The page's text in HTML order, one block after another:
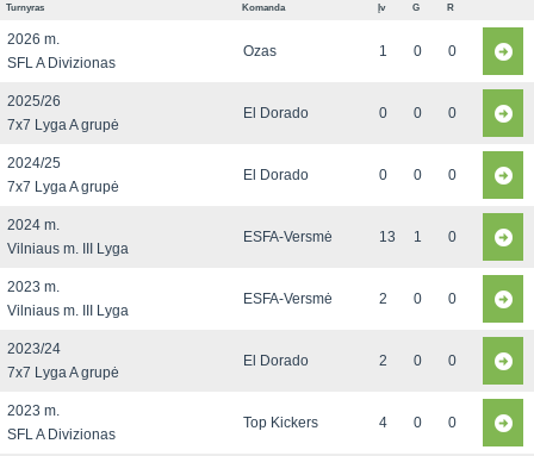
Turnyras Komanda Įv G R
2026 m.
SFL A Divizionas
Ozas 1 0 0
2025/26
7x7 Lyga A grupė
El Dorado 0 0 0
2024/25
7x7 Lyga A grupė
El Dorado 0 0 0
2024 m.
Vilniaus m. III Lyga
ESFA-Versmė 13 1 0
2023 m.
Vilniaus m. III Lyga
ESFA-Versmė 2 0 0
2023/24
7x7 Lyga A grupė
El Dorado 2 0 0
2023 m.
SFL A Divizionas
Top Kickers 4 0 0